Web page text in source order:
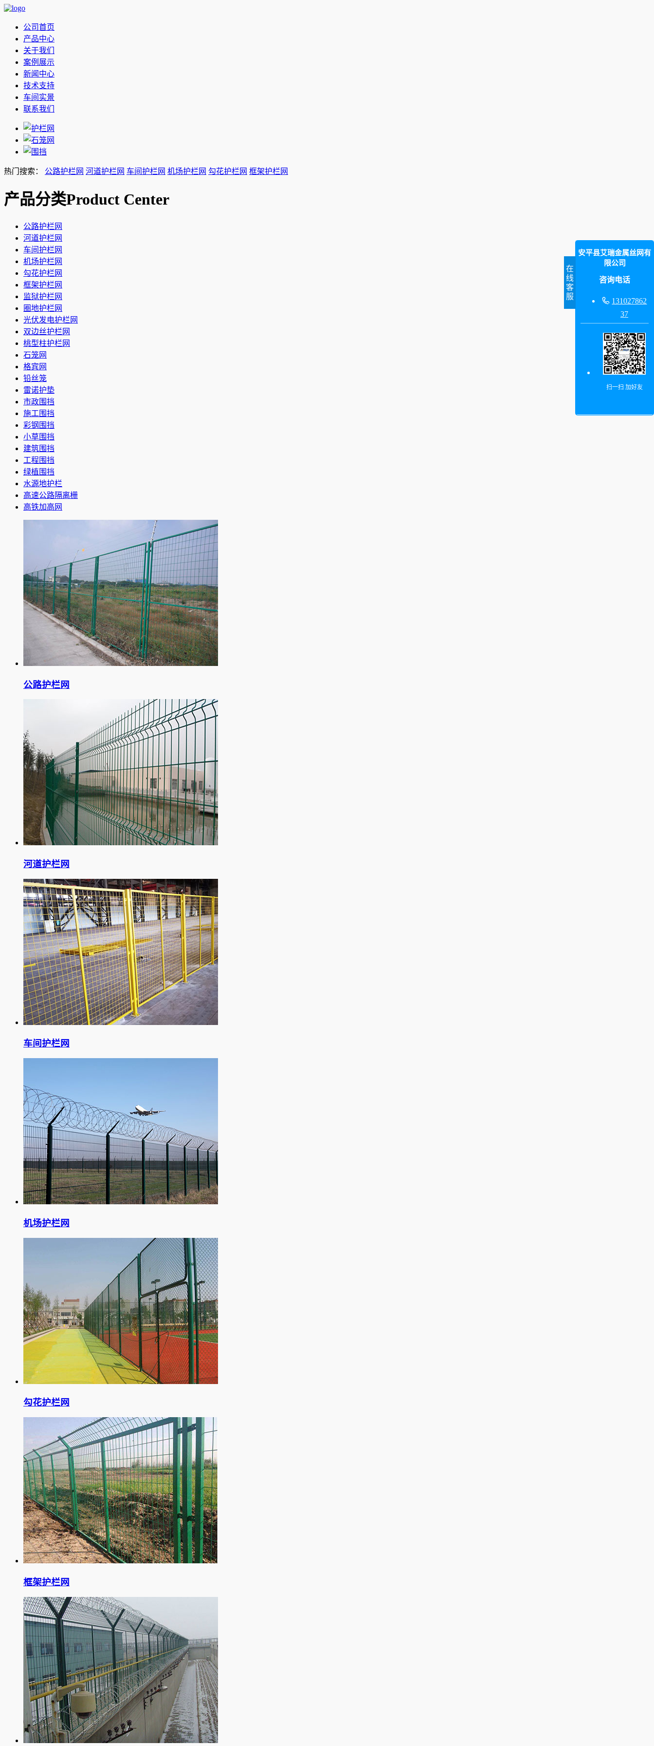
公司首页
产品中心
关于我们
案例展示
新闻中心
技术支持
车间实景
联系我们
热门搜索： 公路护栏网 河道护栏网 车间护栏网 机场护栏网 勾花护栏网 框架护栏网
产品分类Product Center
公路护栏网
河道护栏网
车间护栏网
机场护栏网
勾花护栏网
框架护栏网
监狱护栏网
圈地护栏网
光伏发电护栏网
双边丝护栏网
桃型柱护栏网
石笼网
格宾网
铅丝笼
雷诺护垫
市政围挡
施工围挡
彩钢围挡
小草围挡
建筑围挡
工程围挡
绿植围挡
水源地护栏
高速公路隔离栅
高铁加高网
公路护栏网
河道护栏网
车间护栏网
机场护栏网
勾花护栏网
框架护栏网
在
线
客
服
安平县艾瑞金属丝网有
限公司
咨询电话
 131027862
37
扫一扫 加好友